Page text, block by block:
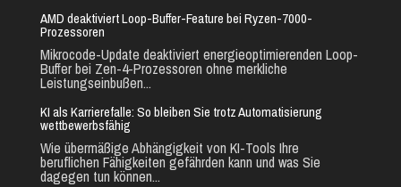
AMD deaktiviert Loop-Buffer-Feature bei Ryzen-7000-
Prozessoren
Mikrocode-Update deaktiviert energieoptimierenden Loop-
Buffer bei Zen-4-Prozessoren ohne merkliche
Leistungseinbußen...
KI als Karrierefalle: So bleiben Sie trotz Automatisierung
wettbewerbsfähig
Wie übermäßige Abhängigkeit von KI-Tools Ihre
beruflichen Fähigkeiten gefährden kann und was Sie
dagegen tun können...